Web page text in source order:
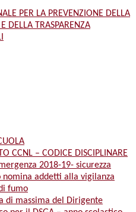
PER LA PREVENZIONE DELLA
DELLA TRASPARENZA
CCNL – CODICE DISCIPLINARE
2018-19- sicurezza
nomina addetti alla vigilanza
fumo
di massima del Dirigente